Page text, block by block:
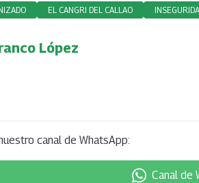
EL CANGRI DEL CALLAO
López
canal de WhatsApp:
Canal de